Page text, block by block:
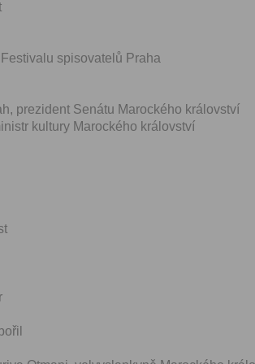
spisovatelů Praha
prezident Senátu Marockého království
kultury Marockého království